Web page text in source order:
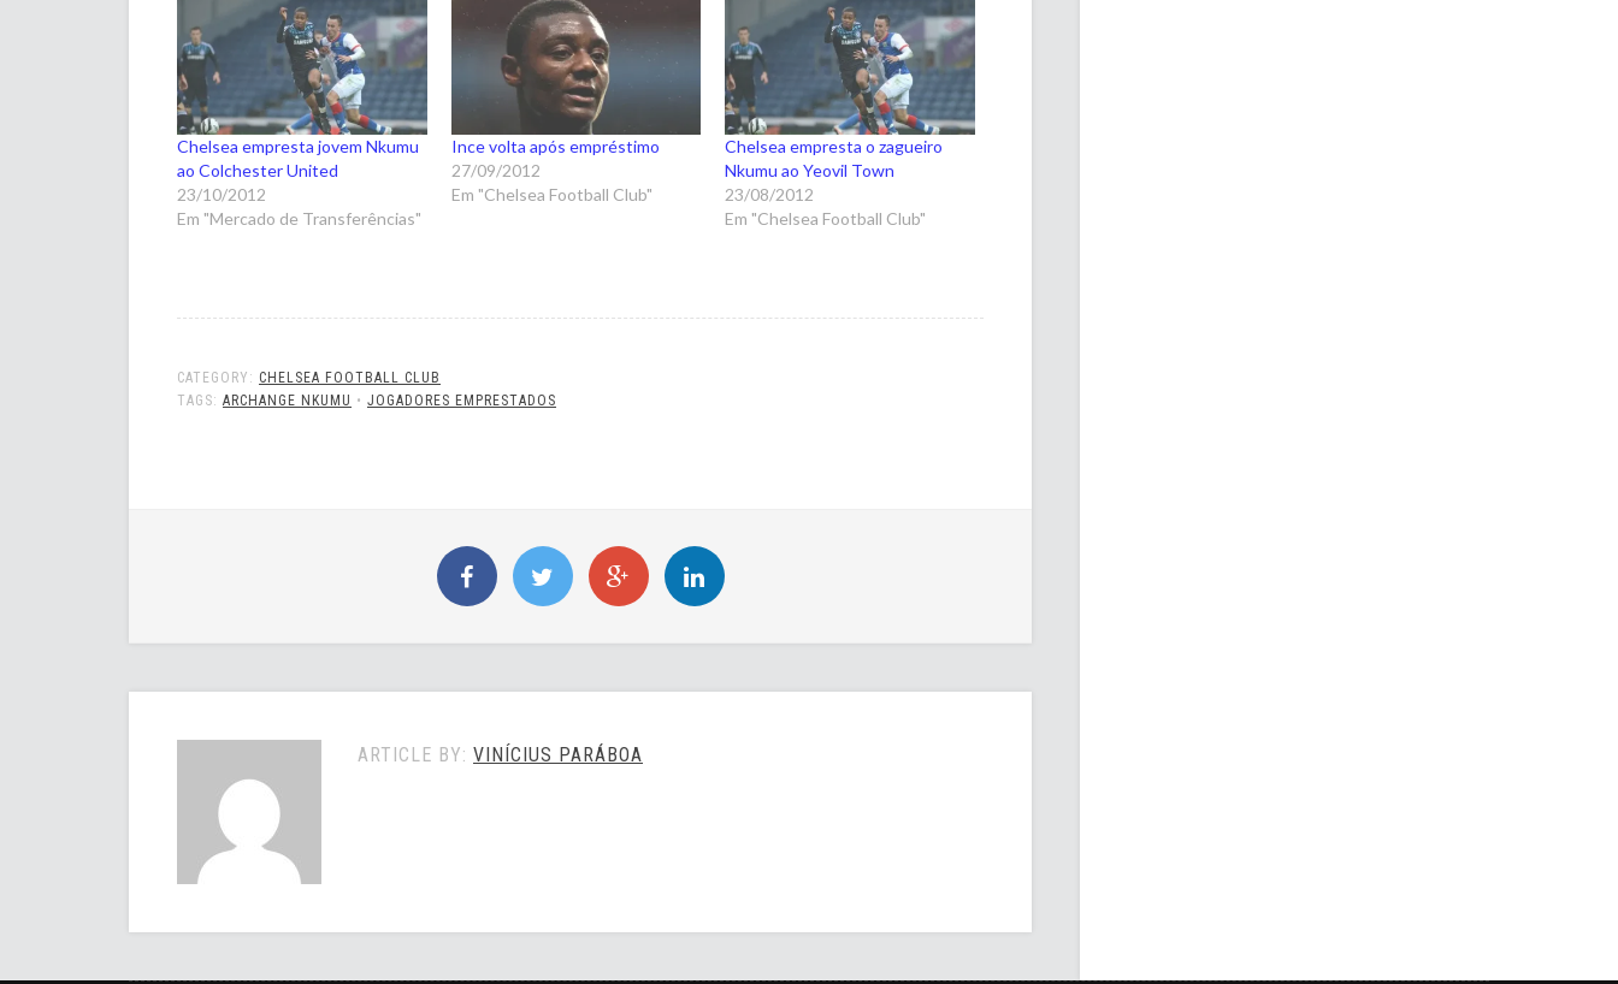
Chelsea empresta jovem Nkumu
ao Colchester United
23/10/2012
Em "Mercado de Transferências"
Ince volta após empréstimo
27/09/2012
Em "Chelsea Football Club"
Chelsea empresta o zagueiro
Nkumu ao Yeovil Town
23/08/2012
Em "Chelsea Football Club"
CATEGORY: CHELSEA FOOTBALL CLUB
TAGS: ARCHANGE NKUMU • JOGADORES EMPRESTADOS
ARTICLE BY: VINÍCIUS PARÁBOA